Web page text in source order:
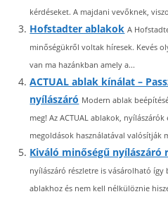
kérdéseket. A majdani vevőknek,
Hofstadter ablakok A
minőségükről voltak híresek. Kevés
van ma hazánkban amely a...
ACTUAL ablak kínálat –
nyílászáró Modern ablak
meg! Az ACTUAL ablakok,
megoldások használatával valósítják
Kiváló minőségű nyílászáró
nyílászáró részletre is vásárolható
ablakhoz és nem kell nélkülöznie